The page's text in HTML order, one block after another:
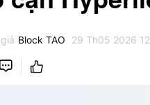
Block TAO 29 Th05 2026
 